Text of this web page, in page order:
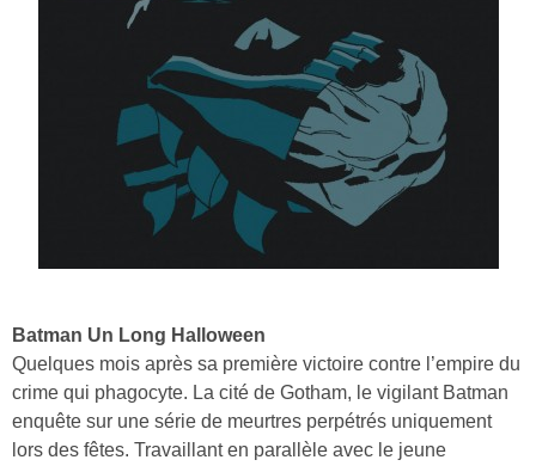
Batman Un Long Halloween
Quelques mois après sa première victoire contre l’empire du
crime qui phagocyte. La cité de Gotham, le vigilant Batman
enquête sur une série de meurtres perpétrés uniquement
lors des fêtes. Travaillant en parallèle avec le jeune